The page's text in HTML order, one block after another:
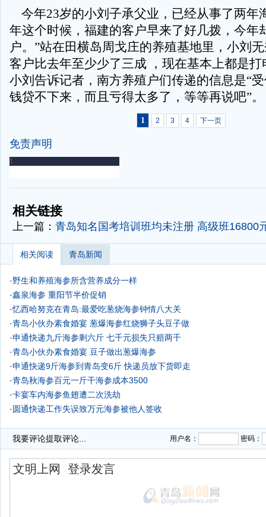
今年23岁的小刘子承父业，已经从事了两年
年这个时候，福建的客户早来了好几拨，今年
户。”站在田横岛周戈庄的养殖基地里，小刘
客户比去年至少少了三成 ，现在基本上都是
小刘告诉记者，南方养殖户们传递的信息是“
钱贷不下来，而且亏得太多了，等等再说吧”。
1 2 3 4 下一页
免责声明
-
相关链接
上一篇： 青岛知名国考培训班均未注册 高级班16800
相关阅读 青岛新闻
·野生和养殖海参所含营养成分一样
·鑫泉海参 重阳节半价促销
·忆西哈努克在青岛:最爱吃葱烧海参钟情八大关
·青岛小伙办素食婚宴 葱爆海参红烧狮子头豆子做
·申通快递九斤海参剩六斤 七千元损失只赔两千
·青岛小伙办素食婚宴 豆子做出葱爆海参
·申通快递9斤海参到青岛变6斤 快递员放下货即走
·青岛秋海参百元一斤干海参成本3500
·卡宴车内海参鱼翅遭二次洗劫
·圆通快递工作失误致万元海参被他人签收
我要评论提取评论... 用户名： 密码：